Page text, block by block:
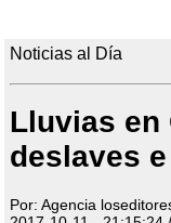
Noticias al Día
Lluvias en
deslaves
Por: Agencia